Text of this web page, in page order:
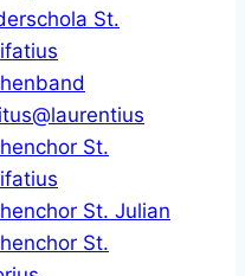
St.
St.
St. Julian
St.